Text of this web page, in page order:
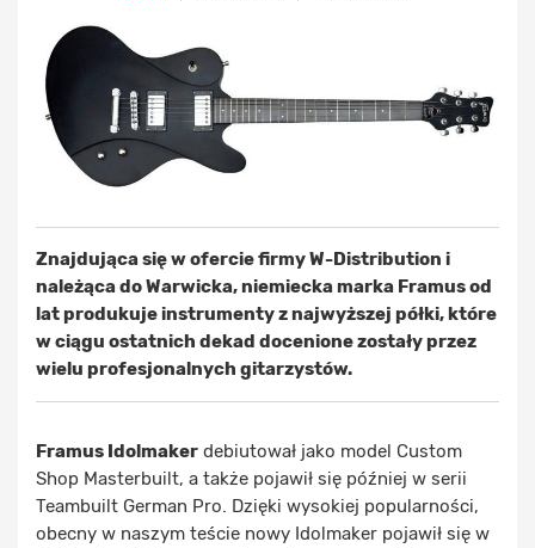
Znajdująca się w ofercie firmy W-Distribution i
należąca do Warwicka, niemiecka marka Framus od
lat produkuje instrumenty z najwyższej półki, które
w ciągu ostatnich dekad docenione zostały przez
wielu profesjonalnych gitarzystów.
Framus Idolmaker debiutował jako model Custom
Shop Masterbuilt, a także pojawił się później w serii
Teambuilt German Pro. Dzięki wysokiej popularności,
obecny w naszym teście nowy Idolmaker pojawił się w